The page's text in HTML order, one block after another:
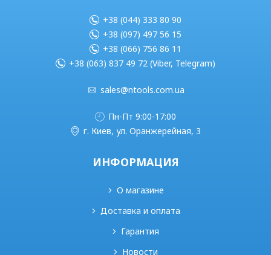
+38 (044) 333 80 90
+38 (097) 497 56 15
+38 (066) 756 86 11
+38 (063) 837 49 72 (Viber, Telegram)
sales@ntools.com.ua
Пн-Пт 9:00-17:00
г. Киев, ул. Оранжерейная, 3
ИНФОРМАЦИЯ
О магазине
Доставка и оплата
Гарантия
Новости